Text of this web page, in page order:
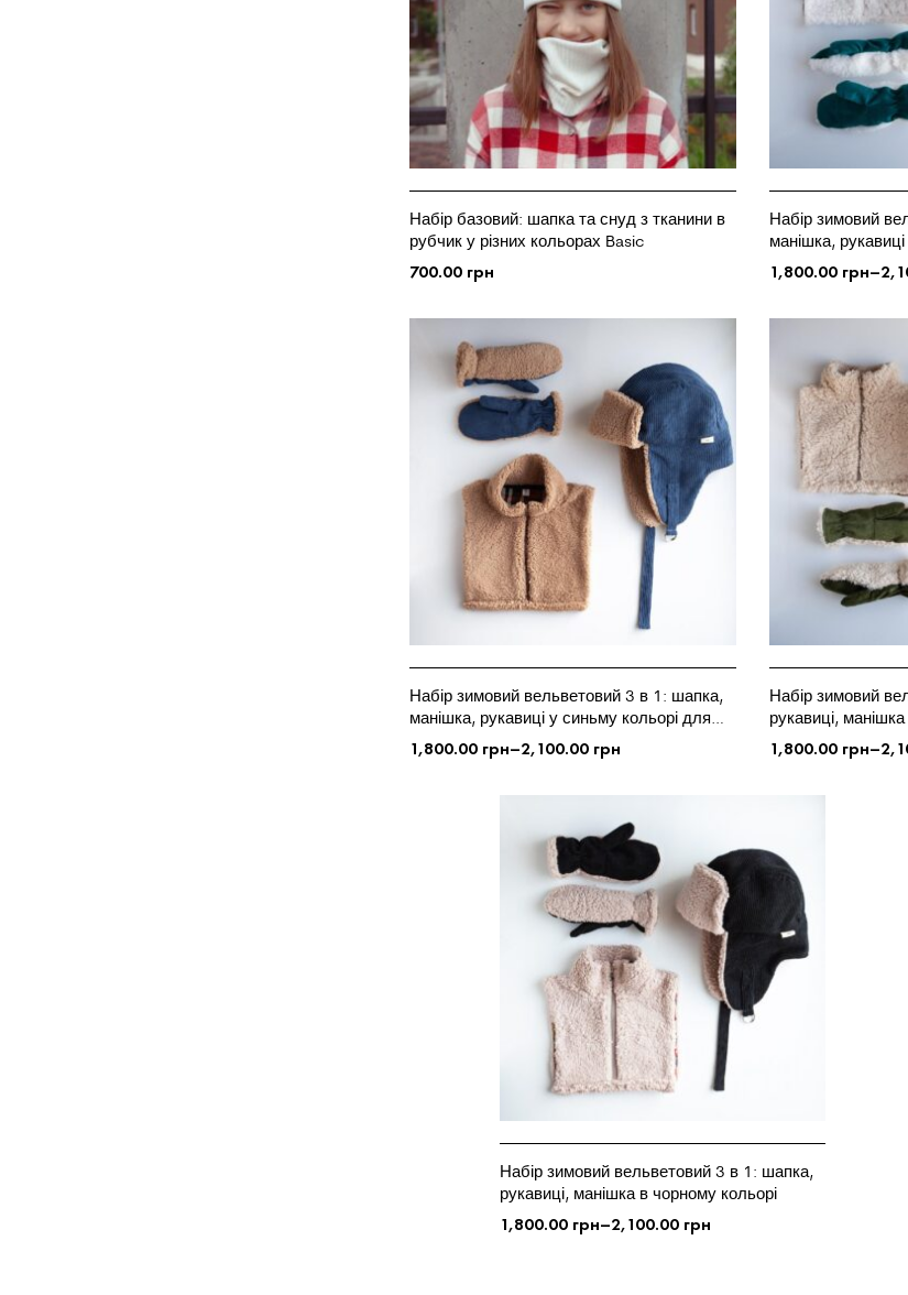
Набір базовий: шапка та снуд з тканини в
рубчик у різних кольорах Basic
700.00 грн
Набір зимовий
манішка,
1,800.00 грн–
Набір зимовий вельветовий 3 в 1: шапка,
манішка, рукавиці у синьму кольорі для
дітей та дорослих
1,800.00 грн–2,100.00 грн
Набір зимовий
рукавиці, манішка
1,800.00 грн–
Набір зимовий вельветовий 3 в 1: шапка,
рукавиці, манішка в чорному кольорі
1,800.00 грн–2,100.00 грн